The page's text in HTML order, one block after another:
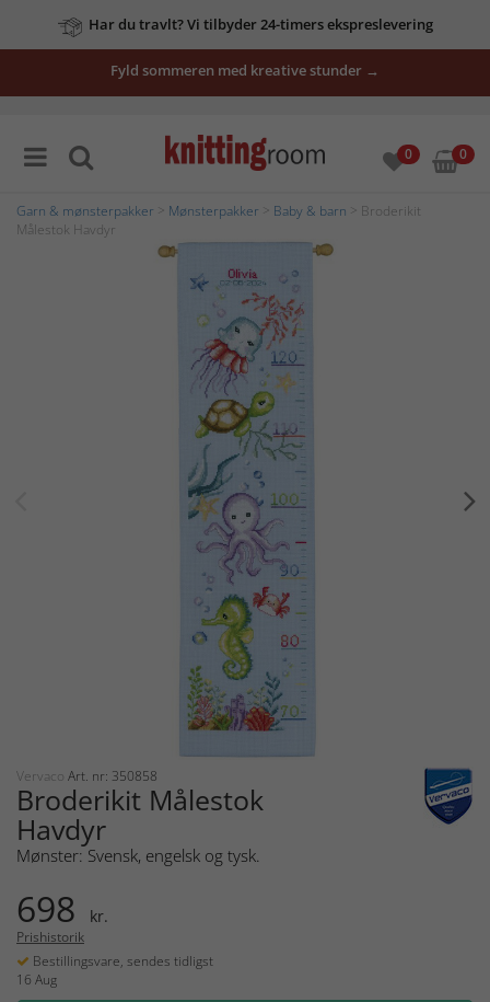
Har du travlt? Vi tilbyder 24-timers ekspreslevering
Fyld sommeren med kreative stunder →
0 0
Garn & mønsterpakker Mønsterpakker Baby & barn > Broderikit
Målestok Havdyr
Vervaco Art. nr: 350858
Broderikit Målestok
Havdyr
Mønster: Svensk, engelsk og tysk.
698 kr.
Prishistorik
Bestillingsvare, sendes tidligst
16 Aug